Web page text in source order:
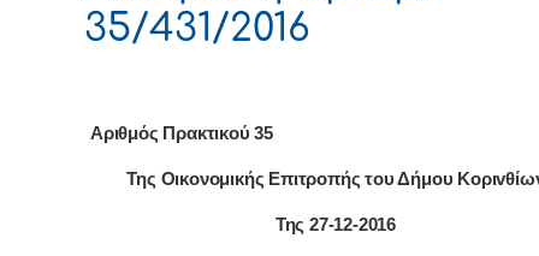
35/431/2016
Αριθμός Πρακτικού 35
Της Οικονομικής Επιτρoπής τoυ Δήμoυ
Της 27-12-2016